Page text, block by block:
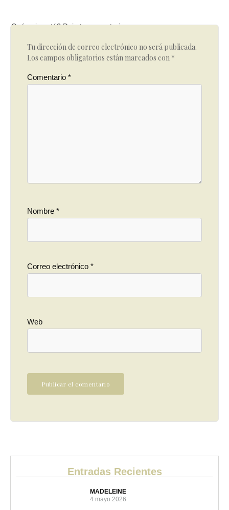
Qué opinas tú? Deja tu comentario
Tu dirección de correo electrónico no será publicada.
Los campos obligatorios están marcados con *
Comentario *
Nombre *
Correo electrónico *
Web
Entradas Recientes
MADELEINE
4 mayo 2026